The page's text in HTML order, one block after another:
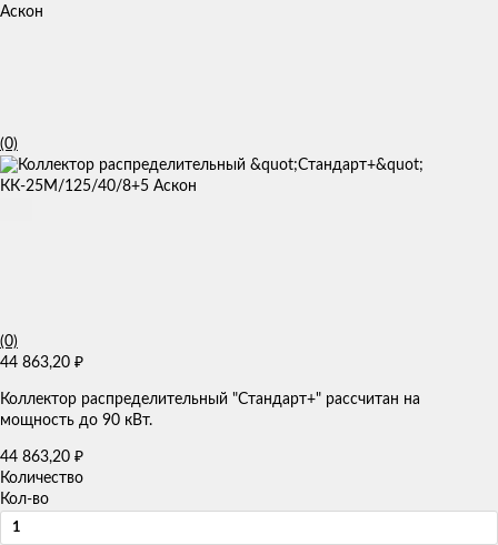
Аскон
(0)
(0)
44 863,20 ₽
Коллектор распределительный "Стандарт+" рассчитан на
мощность до 90 кВт.
44 863,20 ₽
Количество
Кол-во